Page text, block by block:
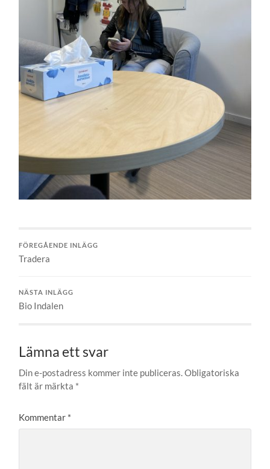
FÖREGÅENDE INLÄGG
Tradera
NÄSTA INLÄGG
Bio Indalen
Lämna ett svar
Din e-postadress kommer inte publiceras.Obligatoriska
fält är märkta *
Kommentar *